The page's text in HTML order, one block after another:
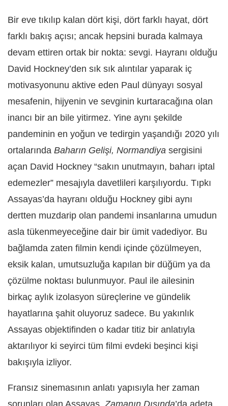
Bir eve tıkılıp kalan dört kişi, dört farklı hayat, dört
farklı bakış açısı; ancak hepsini burada kalmaya
devam ettiren ortak bir nokta: sevgi. Hayranı olduğu
David Hockney’den sık sık alıntılar yaparak iç
motivasyonunu aktive eden Paul dünyayı sosyal
mesafenin, hijyenin ve sevginin kurtaracağına olan
inancı bir an bile yitirmez. Yine aynı şekilde
pandeminin en yoğun ve tedirgin yaşandığı 2020 yılı
ortalarında Baharın Gelişi, Normandiya sergisini
açan David Hockney “sakın unutmayın, baharı iptal
edemezler” mesajıyla davetlileri karşılıyordu. Tıpkı
Assayas’da hayranı olduğu Hockney gibi aynı
dertten muzdarip olan pandemi insanlarına umudun
asla tükenmeyeceğine dair bir ümit vadediyor. Bu
bağlamda zaten filmin kendi içinde çözülmeyen,
eksik kalan, umutsuzluğa kapılan bir düğüm ya da
çözülme noktası bulunmuyor. Paul ile ailesinin
birkaç aylık izolasyon süreçlerine ve gündelik
hayatlarına şahit oluyoruz sadece. Bu yakınlık
Assayas objektifinden o kadar titiz bir anlatıyla
aktarılıyor ki seyirci tüm filmi evdeki beşinci kişi
bakışıyla izliyor.
Fransız sinemasının anlatı yapısıyla her zaman
sorunları olan Assayas, Zamanın Dışında’da adeta